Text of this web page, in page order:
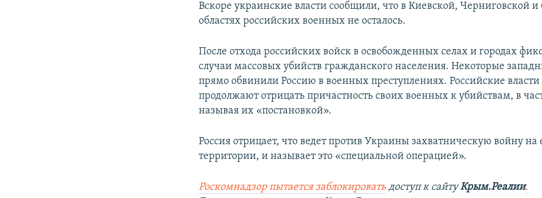
Вскоре украинские власти сообщили, что в Киевской, Черниговской
областях российских военных не осталось.
После отхода российских войск в освобожденных селах и городах
случаи массовых убийств гражданского населения. Некоторые
прямо обвинили Россию в военных преступлениях. Российские власти
продолжают отрицать причастность своих военных к убийствам, в
называя их «постановкой».
Россия отрицает, что ведет против Украины захватническую войну на
территории, и называет это «специальной операцией».
Роскомнадзор пытается заблокировать доступ к сайтуКрым.Реалии.